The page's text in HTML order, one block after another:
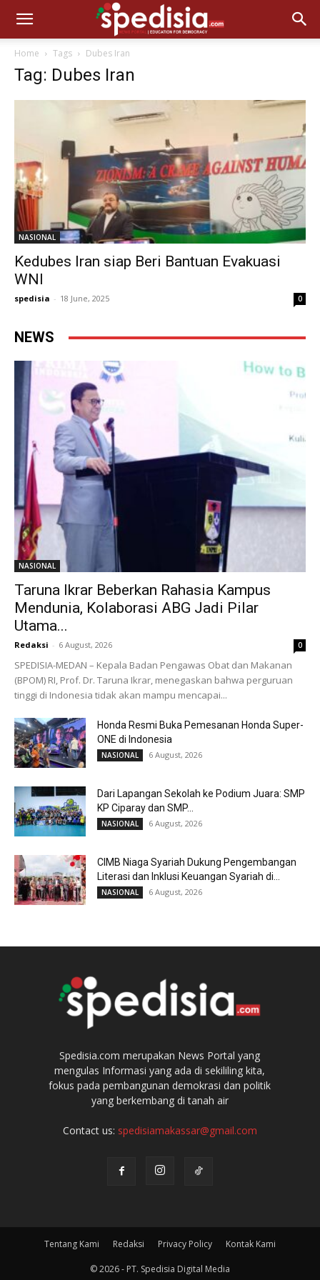
Home Tags Dubes Iran
Tag: Dubes Iran
NASIONAL
Kedubes Iran siap Beri Bantuan Evakuasi
WNI
spedisia - 18 June, 2025 0
NEWS
NASIONAL
Taruna Ikrar Beberkan Rahasia Kampus
Mendunia, Kolaborasi ABG Jadi Pilar
Utama...
Redaksi - 6 August, 2026 0
SPEDISIA-MEDAN – Kepala Badan Pengawas Obat dan Makanan
(BPOM) RI, Prof. Dr. Taruna Ikrar, menegaskan bahwa perguruan
tinggi di Indonesia tidak akan mampu mencapai...
Honda Resmi Buka Pemesanan Honda Super-
ONE di Indonesia
NASIONAL 6 August, 2026
Dari Lapangan Sekolah ke Podium Juara: SMP
KP Ciparay dan SMP...
NASIONAL 6 August, 2026
CIMB Niaga Syariah Dukung Pengembangan
Literasi dan Inklusi Keuangan Syariah di...
NASIONAL 6 August, 2026
Spedisia.com merupakan News Portal yang
mengulas Informasi yang ada di sekililing kita,
fokus pada pembangunan demokrasi dan politik
yang berkembang di tanah air
Contact us: spedisiamakassar@gmail.com
Tentang Kami Redaksi Privacy Policy Kontak Kami
© 2026 - PT. Spedisia Digital Media